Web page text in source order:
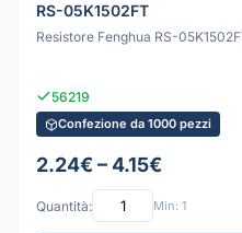
RS-05K1502FT
Resistore Fenghua RS-
56219
Confezione da 1000 pezzi
2.24€ – 4.15€
Quantità: Min: 1